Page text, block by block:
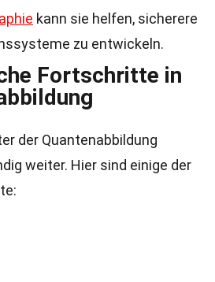
kann sie helfen, sicherere
zu entwickeln.
Fortschritte in
der Quantenabbildung
weiter. Hier sind einige der